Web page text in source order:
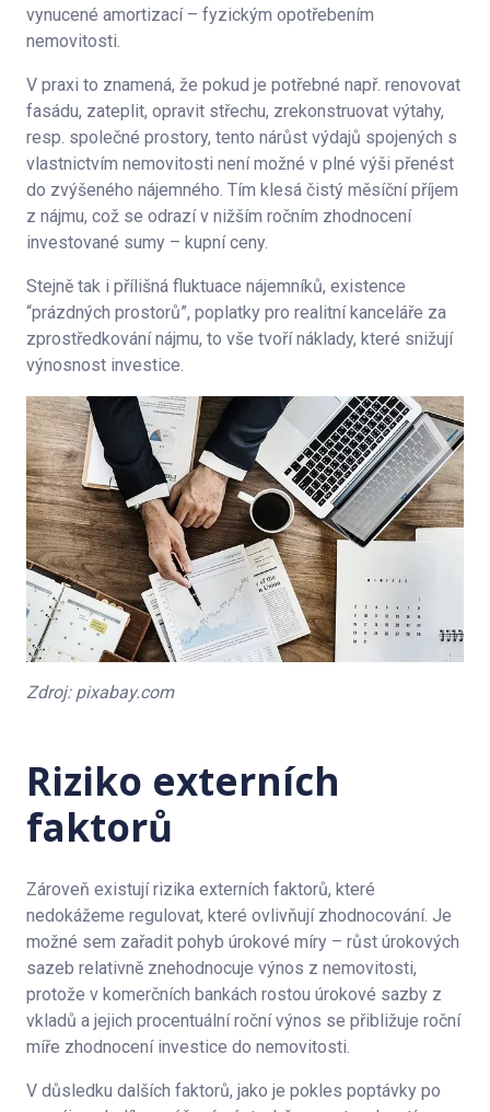
vynucené amortizací – fyzickým opotřebením
nemovitosti.
V praxi to znamená, že pokud je potřebné např. renovovat
fasádu, zateplit, opravit střechu, zrekonstruovat výtahy,
resp. společné prostory, tento nárůst výdajů spojených s
vlastnictvím nemovitosti není možné v plné výši přenést
do zvýšeného nájemného. Tím klesá čistý měsíční příjem
z nájmu, což se odrazí v nižším ročním zhodnocení
investované sumy – kupní ceny.
Stejně tak i přílišná fluktuace nájemníků, existence
“prázdných prostorů”, poplatky pro realitní kanceláře za
zprostředkování nájmu, to vše tvoří náklady, které snižují
výnosnost investice.
Zdroj: pixabay.com
Riziko externích
faktorů
Zároveň existují rizika externích faktorů, které
nedokážeme regulovat, které ovlivňují zhodnocování. Je
možné sem zařadit pohyb úrokové míry – růst úrokových
sazeb relativně znehodnocuje výnos z nemovitosti,
protože v komerčních bankách rostou úrokové sazby z
vkladů a jejich procentuální roční výnos se přibližuje roční
míře zhodnocení investice do nemovitosti.
V důsledku dalších faktorů, jako je pokles poptávky po